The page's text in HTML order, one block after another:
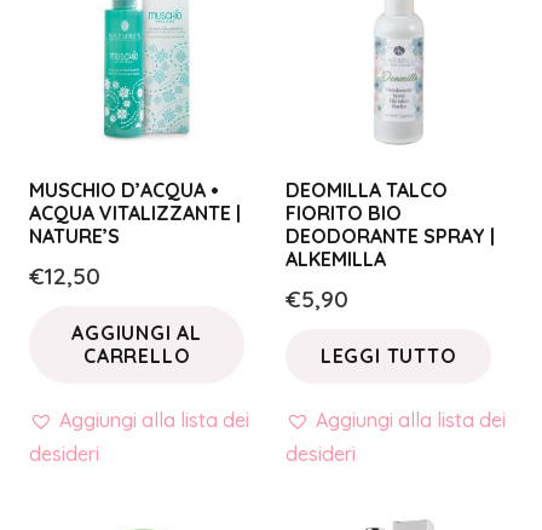
MUSCHIO D’ACQUA •
ACQUA VITALIZZANTE |
NATURE’S
€12,50
AGGIUNGI AL
CARRELLO
Aggiungi alla lista dei
desideri
DEOMILLA TALCO
FIORITO BIO
DEODORANTE SPRAY |
ALKEMILLA
€5,90
LEGGI TUTTO
Aggiungi alla lista dei
desideri